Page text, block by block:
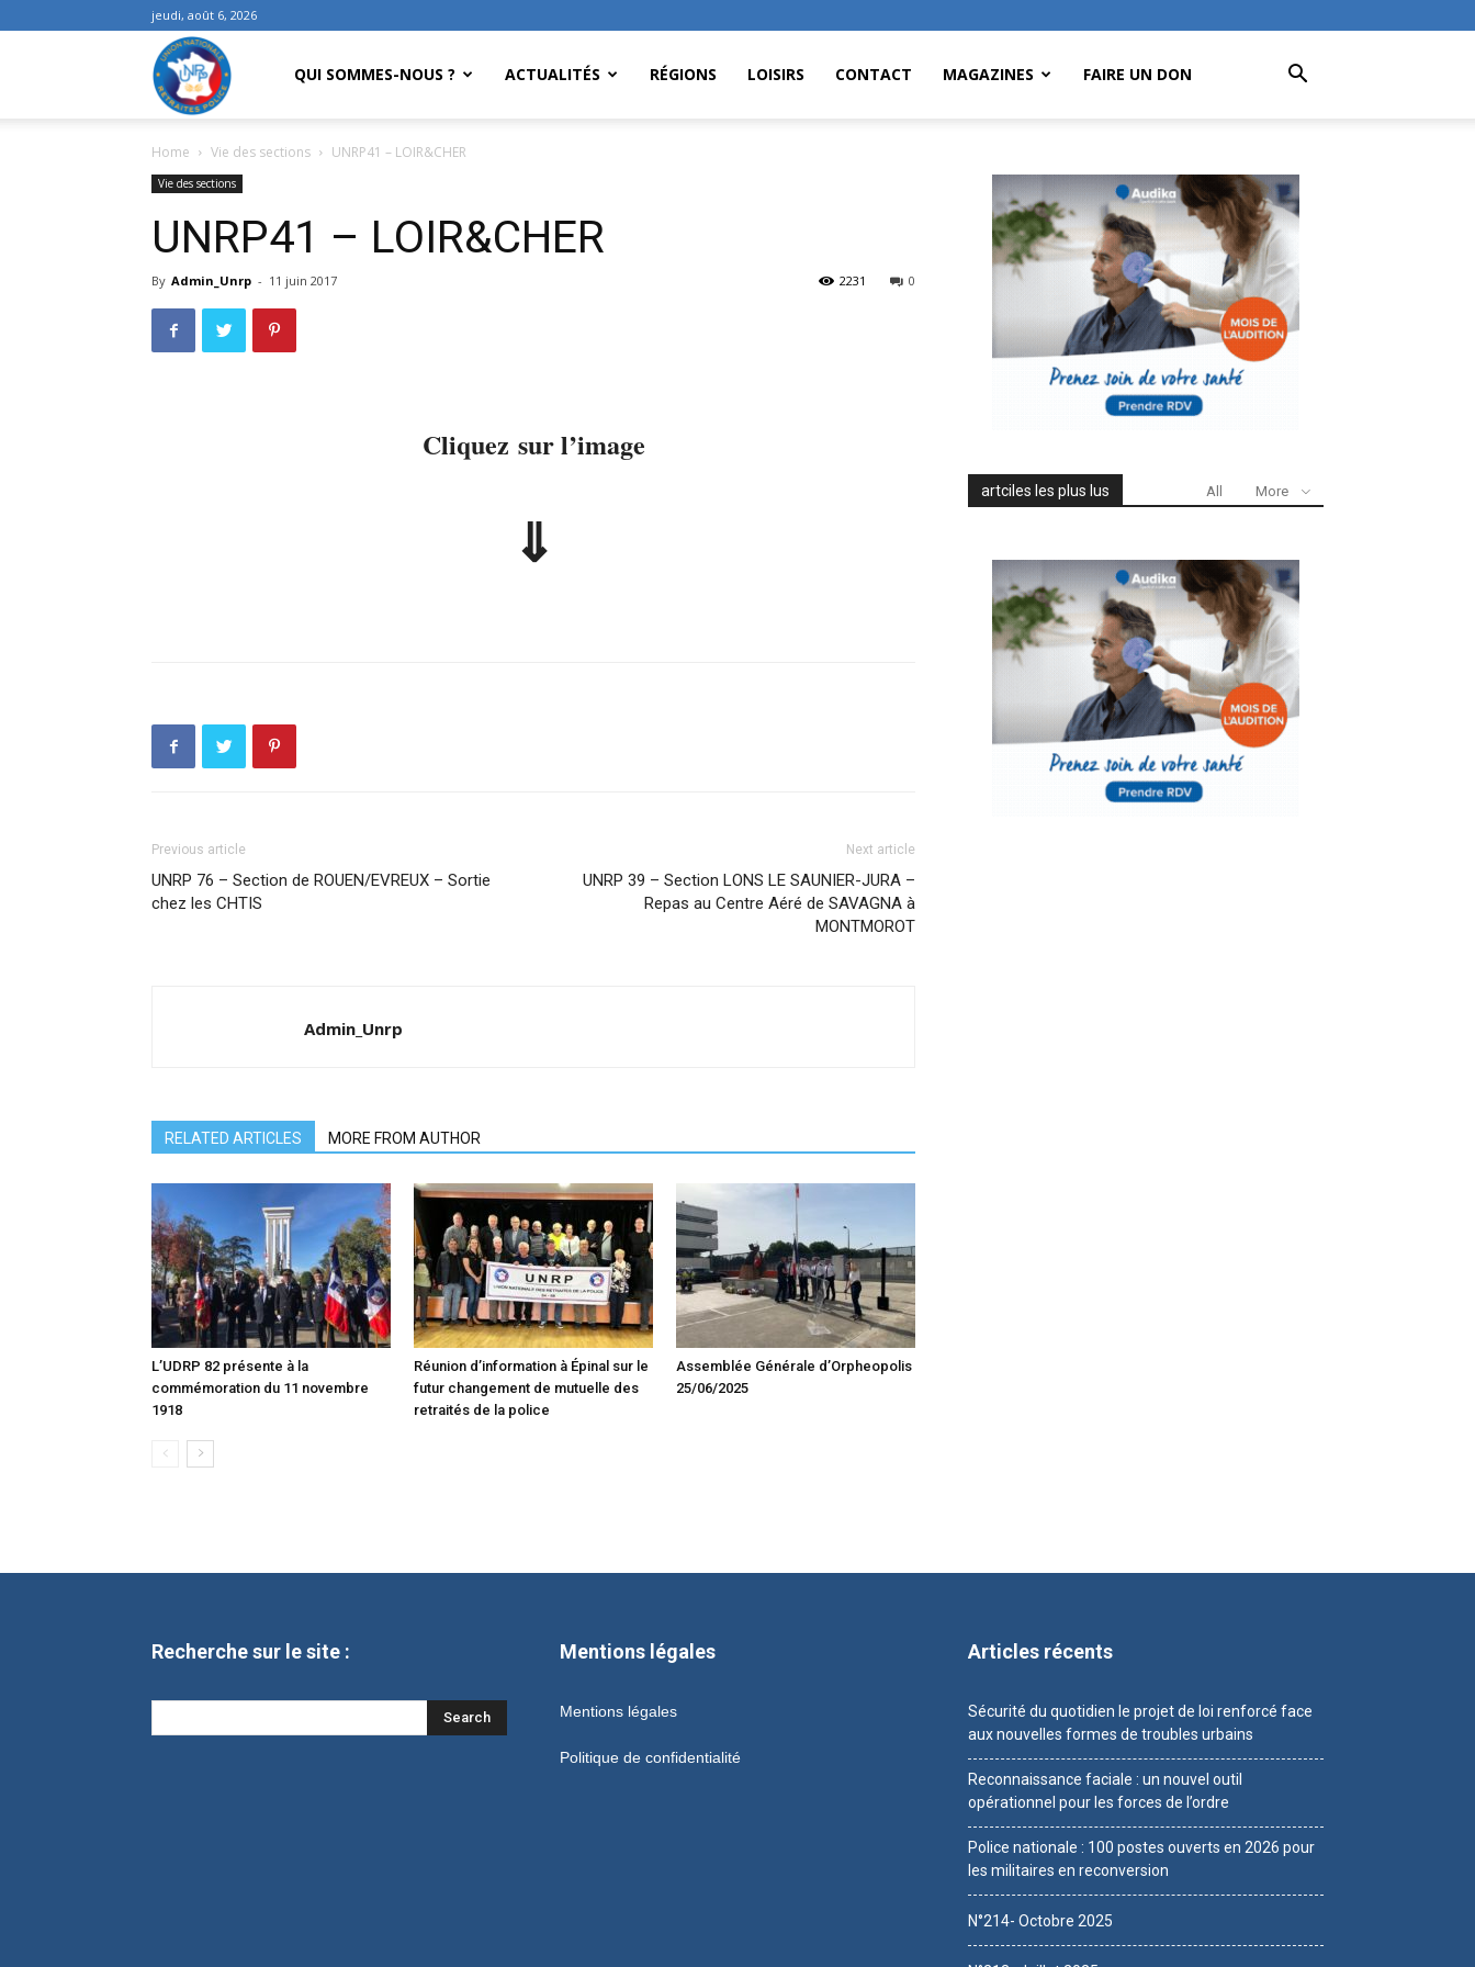
jeudi, août 6, 2026
QUI SOMMES-NOUS ? ACTUALITÉS RÉGIONS LOISIRS CONTACT MAGAZINES FAIRE UN DON
Home Vie des sections UNRP41 – LOIR&CHER
Vie des sections
UNRP41 – LOIR&CHER
By Admin_Unrp - 11 juin 2017 0
2231
Cliquez sur l’image
⇓
Previous article
UNRP 76 – Section de ROUEN/EVREUX – Sortie
chez les CHTIS
Next article
UNRP 39 – Section LONS LE SAUNIER-JURA –
Repas au Centre Aéré de SAVAGNA à
MONTMOROT
Admin_Unrp
RELATED ARTICLES MORE FROM AUTHOR
L’UDRP 82 présente à la
commémoration du 11 novembre
1918
Réunion d’information à Épinal sur le
futur changement de mutuelle des
retraités de la police
Assemblée Générale d’Orpheopolis
25/06/2025
artciles les plus lus All More
Recherche sur le site : Mentions légales
Mentions légales
Politique de confidentialité
Articles récents
Sécurité du quotidien le projet de loi renforcé face
aux nouvelles formes de troubles urbains
Reconnaissance faciale : un nouvel outil
opérationnel pour les forces de l’ordre
Police nationale : 100 postes ouverts en 2026 pour
les militaires en reconversion
N°214- Octobre 2025